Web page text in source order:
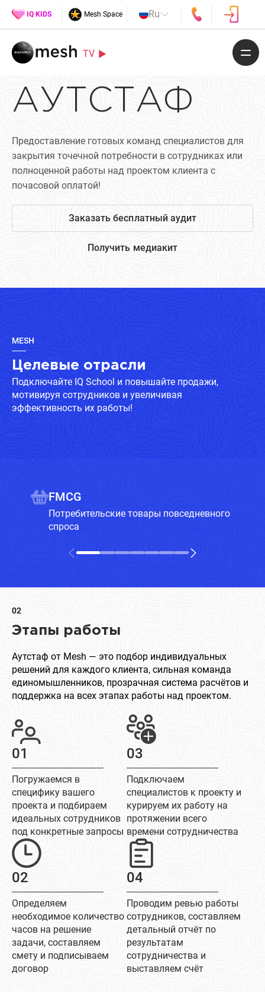
IQ KIDS Mesh Space Ru
TV
АУТСТАФ
Предоставление готовых команд специалистов для
закрытия точечной потребности в сотрудниках или
полноценной работы над проектом клиента с
почасовой оплатой!
Заказать бесплатный аудит
Получить медиакит
MESH
Целевые отрасли
Подключайте IQ School и повышайте продажи,
мотивируя сотрудников и увеличивая
эффективность их работы!
FMCG
Потребительские товары повседневного
спроса
02
Этапы работы
Аутстаф от Mesh — это подбор индивидуальных
решений для каждого клиента, сильная команда
единомышленников, прозрачная система расчётов и
поддержка на всех этапах работы над проектом.
01
Погружаемся в
специфику вашего
проекта и подбираем
идеальных сотрудников
под конкретные запросы
03
Подключаем
специалистов к проекту и
курируем их работу на
протяжении всего
времени сотрудничества
02
Определяем
необходимое количество
часов на решение
задачи, составляем
смету и подписываем
договор
04
Проводим ревью работы
сотрудников, составляем
детальный отчёт по
результатам
сотрудничества и
выставляем счёт